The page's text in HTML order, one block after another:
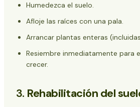
Humedezca el suelo.
Afloje las raíces con una pala.
Arrancar plantas enteras
Resiembre inmediatamente para
crecer.
3. Rehabilitación del